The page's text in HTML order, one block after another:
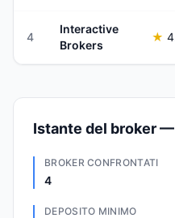
4
Interactive
Brokers
★
Istante del broker —
BROKER CONFRONTATI
4
DEPOSITO MINIMO